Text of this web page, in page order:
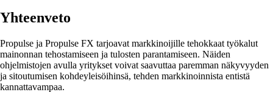
Yhteenveto
Propulse ja Propulse FX tarjoavat markkinoijille tehokkaat työkalut
mainonnan tehostamiseen ja tulosten parantamiseen. Näiden
ohjelmistojen avulla yritykset voivat saavuttaa paremman näkyvyyden
ja sitoutumisen kohdeyleisöihinsä, tehden markkinoinnista entistä
kannattavampaa.